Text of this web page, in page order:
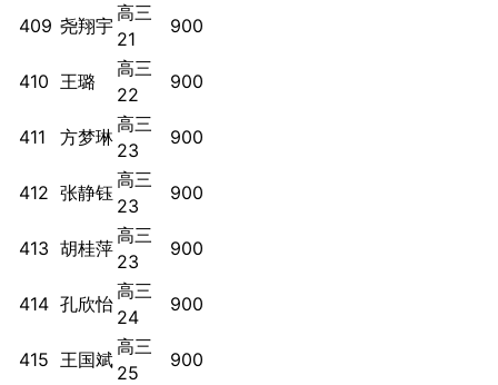
409 尧翔宇
高三
21
900
410 王璐
高三
22
900
411 方梦琳
高三
23
900
412 张静钰
高三
23
900
413 胡桂萍
高三
23
900
414 孔欣怡
高三
24
900
415 王国斌
高三
25
900